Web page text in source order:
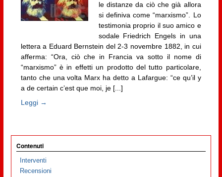
le distanze da ciò che già allora
si definiva come “marxismo”. Lo
testimonia proprio il suo amico e
sodale Friedrich Engels in una
lettera a Eduard Bernstein del 2-3 novembre 1882, in cui
afferma: “Ora, ciò che in Francia va sotto il nome di
“marxismo” è in effetti un prodotto del tutto particolare,
tanto che una volta Marx ha detto a Lafargue: “ce qu’il y
a de certain c’est que moi, je [...]
Leggi →
Contenuti
Interventi
Recensioni